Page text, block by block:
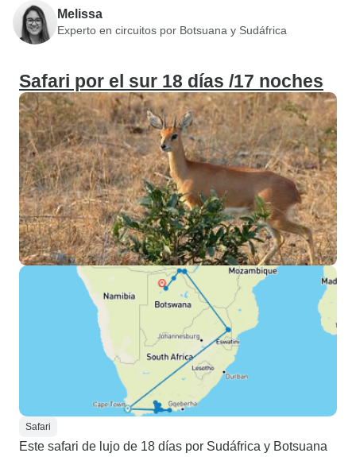
Melissa
Experto en circuitos por Botsuana y Sudáfrica
Safari por el sur 18 días /17 noches
Safari
Este safari de lujo de 18 días por Sudáfrica y Botsuana